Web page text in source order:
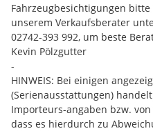
Fahrzeugbesichtigungen
unserem Verkaufsberater
02742-393 992, um beste
Kevin Pölzgutter
-
HINWEIS: Bei einigen
(Serienausstattungen)
Importeurs-angaben bzw.
dass es hierdurch zu